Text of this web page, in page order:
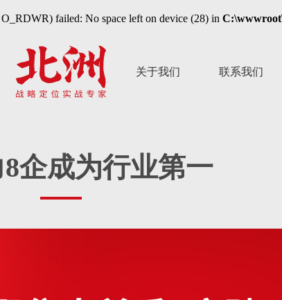
failed: No space left on device (28) in
关于我们 联系我们
企成为行业第一